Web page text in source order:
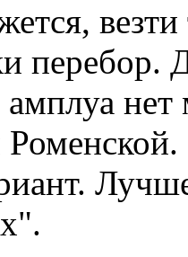
перебор.
амплуа